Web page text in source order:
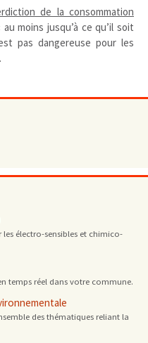
de la consommation
au moins jusqu’à ce qu’il soit
pas dangereuse pour les
les électro-sensibles et chimico-
temps réel dans votre commune.
des thématiques reliant la